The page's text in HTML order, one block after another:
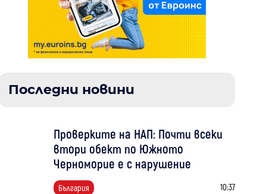
Последни новини
Проверките на НАП: Почти всеки
втори обект по Южното
Черноморие е с нарушение
България 10:37